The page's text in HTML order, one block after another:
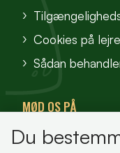
Cookies på
Sådan
MØD OS PÅ
VisitFjordlandet
Du